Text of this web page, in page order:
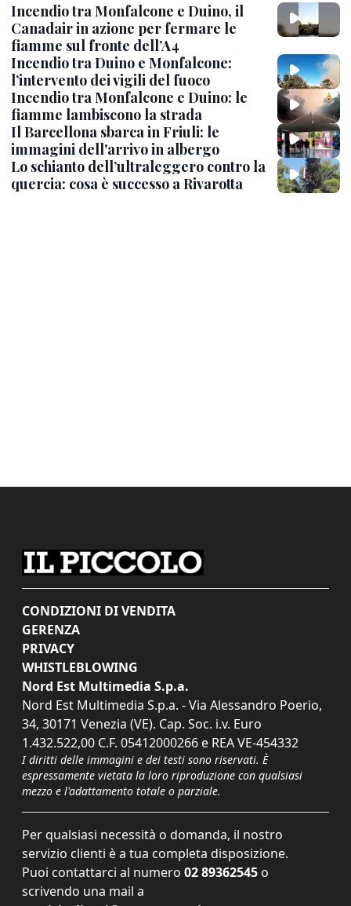
Incendio tra Monfalcone e Duino, il
Canadair in azione per fermare le
fiamme sul fronte dell’A4
Incendio tra Duino e Monfalcone:
l’intervento dei vigili del fuoco
Incendio tra Monfalcone e Duino: le
fiamme lambiscono la strada
Il Barcellona sbarca in Friuli: le
immagini dell'arrivo in albergo
Lo schianto dell’ultraleggero contro la
quercia: cosa è successo a Rivarotta
CONDIZIONI DI VENDITA
GERENZA
PRIVACY
WHISTLEBLOWING
Nord Est Multimedia S.p.a.
Nord Est Multimedia S.p.a. - Via Alessandro Poerio,
34, 30171 Venezia (VE). Cap. Soc. i.v. Euro
1.432.522,00 C.F. 05412000266 e REA VE-454332
I diritti delle immagini e dei testi sono riservati. È
espressamente vietata la loro riproduzione con qualsiasi
mezzo e l'adattamento totale o parziale.
Per qualsiasi necessità o domanda, il nostro
servizio clienti è a tua completa disposizione.
Puoi contattarci al numero 02 89362545 o
scrivendo una mail a